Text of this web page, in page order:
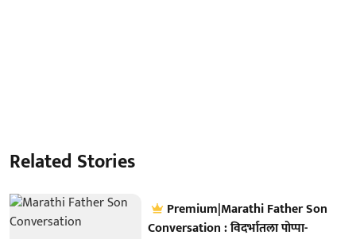
Related Stories
Premium|Marathi Father Son
Conversation : विदर्भातला पोप्पा-